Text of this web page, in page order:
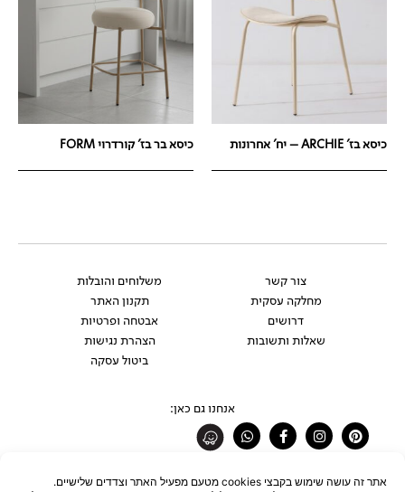
כיסא בז' ARCHIE – יח' אחרונות כיסא בר בז' קורדרוי FORM
צור קשר
מחלקה עסקית
דרושים
שאלות ותשובות
משלוחים והובלות
תקנון האתר
אבטחה ופרטיות
הצהרת נגישות
ביטול עסקה
אנחנו גם כאן:
Pinterest
Instagram
Facebook-
f
Whatsapp